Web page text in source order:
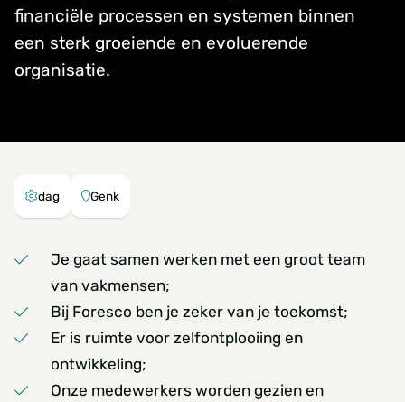
financiële processen en systemen binnen
een sterk groeiende en evoluerende
organisatie.
dag Genk
Je gaat samen werken met een groot team
van vakmensen;
Bij Foresco ben je zeker van je toekomst;
Er is ruimte voor zelfontplooiing en
ontwikkeling;
Onze medewerkers worden gezien en